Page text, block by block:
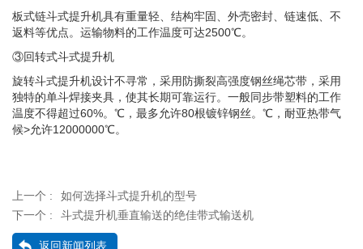
板式链斗式提升机具有重量轻、结构牢固、外壳密封、链速低、不
返料等优点。运输物料的工作温度可达2500℃。
③回转式斗式提升机
旋转斗式提升机设计不寻常，采用防撕裂高强度钢丝绳芯带，采用
独特的单斗焊接夹具，使其长期可靠运行。一般同步带塑料的工作
温度不得超过60%。℃，最多允许80根镀锌钢丝。℃，耐亚热带气
候>允许12000000℃。
上一个 :
如何选择斗式提升机的型号
下一个 :
斗式提升机垂直输送的绝佳带式输送机
返回新闻列表